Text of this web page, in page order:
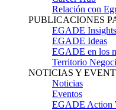
Relación con
PUBLICACIONES
EGADE Insights
EGADE Ideas
EGADE en los
Territorio
NOTICIAS Y
Noticias
Eventos
EGADE Action